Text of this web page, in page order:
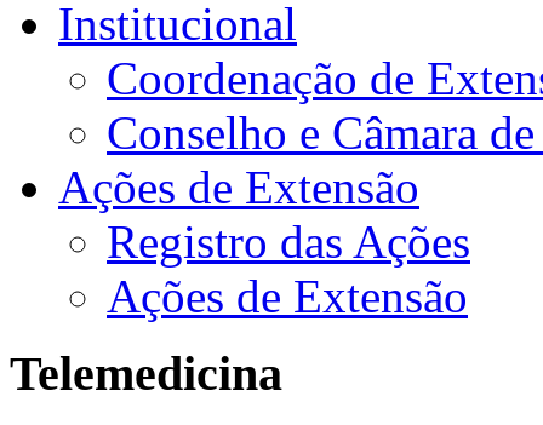
Institucional
Coordenação de
Conselho e Câmara
Ações de Extensão
Registro das Ações
Ações de Extensão
Telemedicina